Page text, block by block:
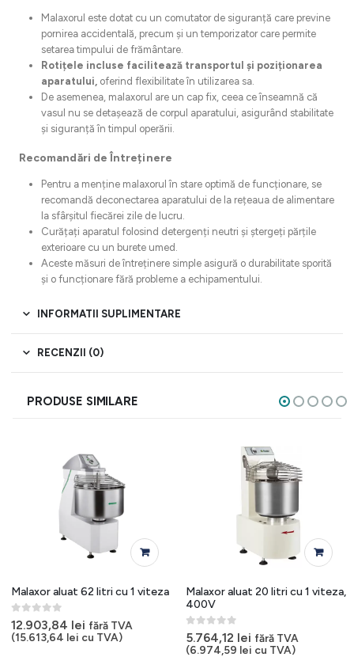
Malaxorul este dotat cu un comutator de siguranță care previne
pornirea accidentală, precum și un temporizator care permite
setarea timpului de frământare.
Rotițele incluse facilitează transportul și poziționarea
aparatului, oferind flexibilitate în utilizarea sa.
De asemenea, malaxorul are un cap fix, ceea ce înseamnă că
vasul nu se detașează de corpul aparatului, asigurând stabilitate
și siguranță în timpul operării.
Recomandări de Întreținere
Pentru a menține malaxorul în stare optimă de funcționare, se
recomandă deconectarea aparatului de la rețeaua de alimentare
la sfârșitul fiecărei zile de lucru.
Curățați aparatul folosind detergenți neutri și ștergeți părțile
exterioare cu un burete umed.
Aceste măsuri de întreținere simple asigură o durabilitate sporită
și o funcționare fără probleme a echipamentului.
INFORMATII SUPLIMENTARE
RECENZII (0)
PRODUSE SIMILARE
Malaxor aluat 62 litri cu 1 viteza
0out of 5
12.903,84 lei fără TVA
(15.613,64 lei cu TVA)
Malaxor aluat 20 litri cu 1 viteza,
400V
0out of 5
5.764,12 lei fără TVA
(6.974,59 lei cu TVA)